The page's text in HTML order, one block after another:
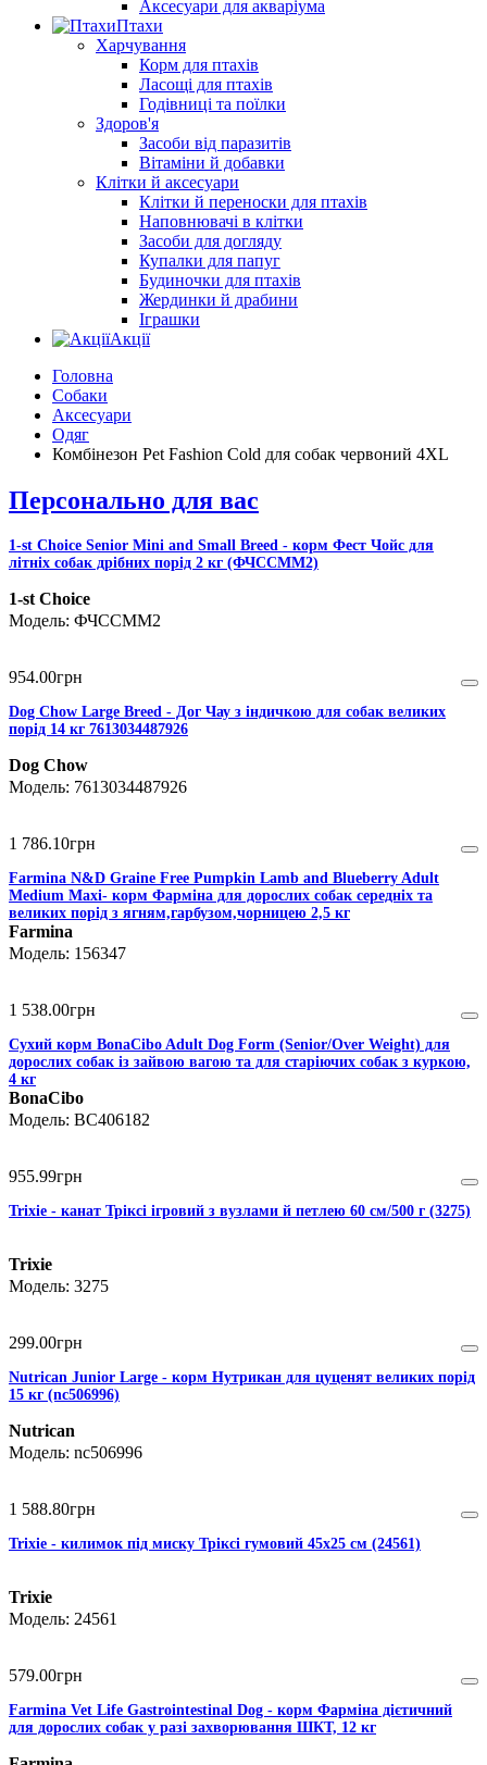
Аксесуари для акваріума
Птахи
Харчування
Корм для птахів
Ласощі для птахів
Годівниці та поїлки
Здоров'я
Засоби від паразитів
Вітаміни й добавки
Клітки й аксесуари
Клітки й переноски для птахів
Наповнювачі в клітки
Засоби для догляду
Купалки для папуг
Будиночки для птахів
Жердинки й драбини
Іграшки
Акції
Головна
Собаки
Аксесуари
Одяг
Комбінезон Pet Fashion Cold для собак червоний 4XL
Персонально для вас
1-st Choice Senior Mini and Small Breed - корм Фест Чойс для
літніх собак дрібних порід 2 кг (ФЧССММ2)
1-st Choice
ФЧССММ2
954.00грн
Dog Chow Large Breed - Дог Чау з індичкою для собак великих
порід 14 кг 7613034487926
Dog Chow
7613034487926
1 786.10грн
Farmina N&D Graine Free Pumpkin Lamb and Blueberry Adult
Medium Maxi- корм Фарміна для дорослих собак середніх та
великих порід з ягням,гарбузом,чорницею 2,5 кг
Farmina
156347
1 538.00грн
Сухий корм BonaCibo Adult Dog Form (Senior/Over Weight) для
дорослих собак із зайвою вагою та для старіючих собак з куркою,
4 кг
BonaCibo
BC406182
955.99грн
Trixie - канат Тріксі ігровий з вузлами й петлею 60 см/500 г (3275)
Trixie
3275
299.00грн
Nutrican Junior Large - корм Нутрикан для цуценят великих порід
15 кг (nc506996)
Nutrican
nc506996
1 588.80грн
Trixie - килимок під миску Тріксі гумовий 45х25 см (24561)
Trixie
24561
579.00грн
Farmina Vet Life Gastrointestinal Dog - корм Фарміна дієтичний
для дорослих собак у разі захворювання ШКТ, 12 кг